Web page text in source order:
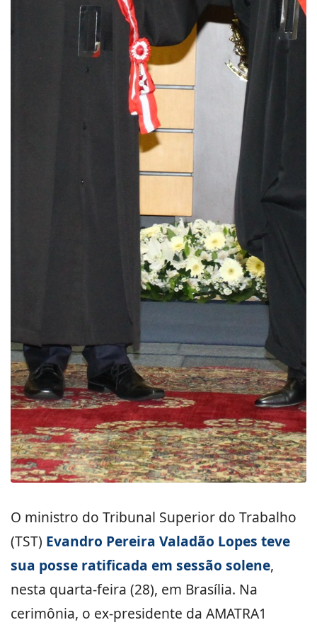
O ministro do Tribunal Superior do Trabalho
(TST) Evandro Pereira Valadão Lopes teve
sua posse ratificada em sessão solene,
nesta quarta-feira (28), em Brasília. Na
cerimônia, o ex-presidente da AMATRA1